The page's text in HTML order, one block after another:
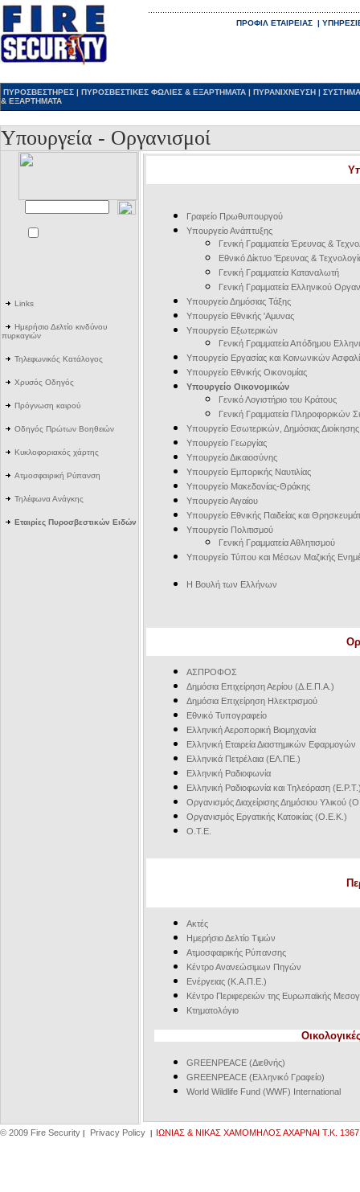
ΠΡΟΦΙΛ ΕΤΑΙΡΕΙΑΣ |
ΠΥΡΟΣΒΕΣΤΗΡΕΣ | ΠΥΡΟΣΒΕΣΤΙΚΕΣ ΦΩΛΙΕΣ & ΕΞΑΡΤΗΜΑΤΑ | ΠΥΡΑΝΙΧΝΕΥΣΗ |
& ΕΞΑΡΤΗΜΑΤΑ
Υπουργεία - Οργανισμοί
Links
Ημερήσιο Δελτίο κινδύνου
πυρκαγιών
Τηλεφωνικός Κατάλογος
Χρυσός Οδηγός
Πρόγνωση καιρού
Οδηγός Πρώτων Βοηθειών
Κυκλοφοριακός χάρτης
Ατμοσφαιρική Ρύπανση
Τηλέφωνα Ανάγκης
Εταιρίες Πυροσβεστικών Ειδών
Γραφείο Πρωθυπουργού
Υπουργείο Ανάπτυξης
Γενική Γραμματεία Έρευνας &
Εθνικό Δίκτυο 'Ερευνας &
Γενική Γραμματεία Καταναλωτή
Γενική Γραμματεία Ελληνικού
Υπουργείο Δημόσιας Τάξης
Υπουργείο Εθνικής 'Aμυνας
Υπουργείο Εξωτερικών
Γενική Γραμματεία Απόδημου
Υπουργείο Εργασίας και Κοινωνικών
Υπουργείο Εθνικής Οικονομίας
Υπουργείο Οικονομικών
Γενικό Λογιστήριο του Κράτους
Γενική Γραμματεία Πληροφορικών
Υπουργείο Εσωτερικών, Δημόσιας
Υπουργείο Γεωργίας
Υπουργείο Δικαιοσύνης
Υπουργείο Εμπορικής Ναυτιλίας
Υπουργείο Μακεδονίας-Θράκης
Υπουργείο Αιγαίου
Υπουργείο Εθνικής Παιδείας και
Υπουργείο Πολιτισμού
Γενική Γραμματεία Αθλητισμού
Υπουργείο Τύπου και Μέσων Μαζικής
Η Βουλή των Ελλήνων
ΑΣΠΡΟΦΟΣ
Δημόσια Επιχείρηση Αερίου (Δ.Ε.Π.Α.)
Δημόσια Επιχείρηση Ηλεκτρισμού
Εθνικό Τυπογραφείο
Ελληνική Αεροπορική Βιομηχανία
Ελληνική Εταιρεία Διαστημικών Εφαρμογών
Ελληνικά Πετρέλαια (ΕΛ.ΠΕ.)
Ελληνική Ραδιοφωνία
Ελληνική Ραδιοφωνία και Τηλεόραση
Οργανισμός Διαχείρισης Δημόσιου Υλικού
Οργανισμός Εργατικής Κατοικίας (Ο.Ε.Κ.)
Ο.Τ.Ε.
Ακτές
Ημερήσιο Δελτίο Τιμών
Ατμοσφαιρικής Ρύπανσης
Κέντρο Ανανεώσιμων Πηγών
Ενέργειας (Κ.Α.Π.Ε.)
Κέντρο Περιφερειών της Ευρωπαϊκής
Κτηματολόγιο
GREENPEACE (Διεθνής)
GREENPEACE (Ελληνικό Γραφείο)
World Wildlife Fund (WWF) International
© 2009 Fire Security Privacy Policy IΩΝΙΑΣ & ΝΙΚΑΣ ΧΑΜΟΜΗΛΟΣ ΑΧΑΡΝΑΙ Τ.Κ.